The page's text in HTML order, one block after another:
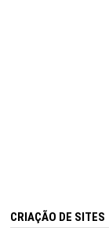
CRIAÇÃO DE SITES